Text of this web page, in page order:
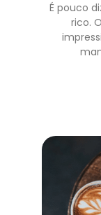
É pouco
rico.